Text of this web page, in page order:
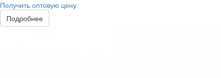
Получить оптовую цену
Подробнее